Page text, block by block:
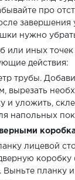
про
завершения
нужно
или иных
действия:
трубы.
вырезать
и уложить,
напольных
лицевой
коробку
Выньте планку